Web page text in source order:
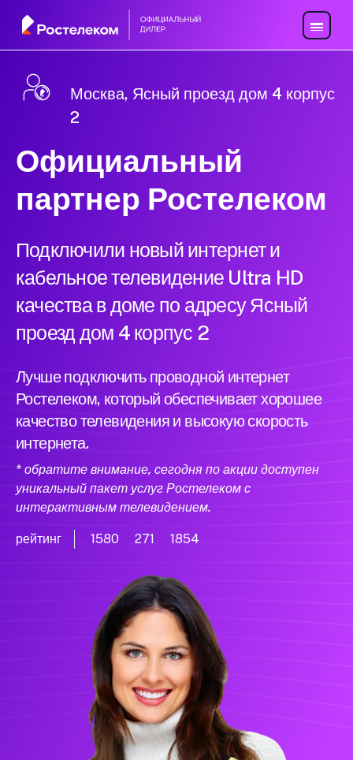
Москва, Ясный проезд дом 4 корпус
2
Официальный
партнер Ростелеком
Подключили новый интернет и
кабельное телевидение Ultra HD
качества в доме по адресу Ясный
проезд дом 4 корпус 2
Лучше подключить проводной интернет
Ростелеком, который обеспечивает хорошее
качество телевидения и высокую скорость
интернета.
* обратите внимание, сегодня по акции доступен
уникальный пакет услуг Ростелеком с
интерактивным телевидением.
рейтинг 1580 271 1854